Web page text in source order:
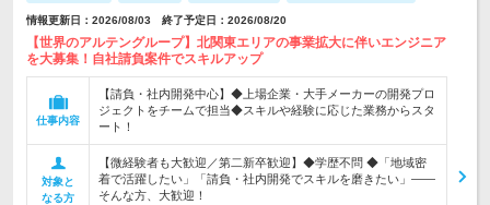
情報更新日：2026/08/03 終了予定日：2026/08/20
【世界のアルテングループ】北関東エリアの事業拡大に伴いエンジニア
を大募集！自社請負案件でスキルアップ
仕事内容
【請負・社内開発中心】◆上場企業・大手メーカーの開発プロ
ジェクトをチームで担当◆スキルや経験に応じた業務からスタ
ート！
対象と
なる方
【微経験者も大歓迎／第二新卒歓迎】◆学歴不問 ◆「地域密
着で活躍したい」「請負・社内開発でスキルを磨きたい」――
そんな方、大歓迎！